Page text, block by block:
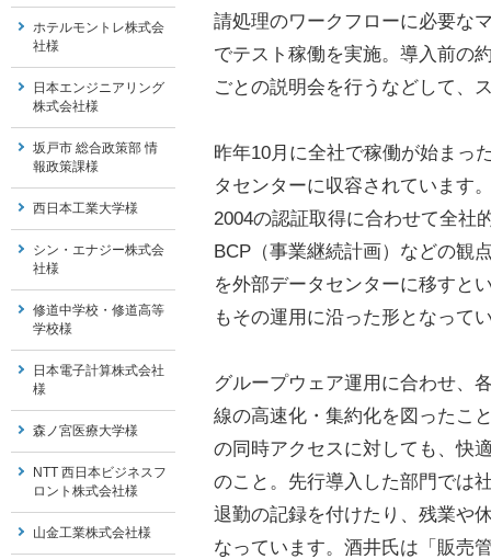
請処理のワークフローに必要な
でテスト稼働を実施。導入前の
ごとの説明会を行うなどして、
昨年10月に全社で稼働が始まっ
タセンターに収容されています
2004の認証取得に合わせて全社
BCP（事業継続計画）などの観
を外部データセンターに移すと
もその運用に沿った形となって
グループウェア運用に合わせ、
線の高速化・集約化を図ったこ
の同時アクセスに対しても、快
のこと。先行導入した部門では
退勤の記録を付けたり、残業や
なっています。酒井氏は「販売
ホテルモントレ株式会
社様
日本エンジニアリング
株式会社様
坂戸市 総合政策部 情
報政策課様
西日本工業大学様
シン・エナジー株式会
社様
修道中学校・修道高等
学校様
日本電子計算株式会社
様
森ノ宮医療大学様
NTT 西日本ビジネスフ
ロント株式会社様
山金工業株式会社様